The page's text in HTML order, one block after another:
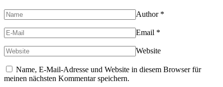
Author *
Email *
Website
Name, E-Mail-Adresse und Website in diesem Browser für
meinen nächsten Kommentar speichern.